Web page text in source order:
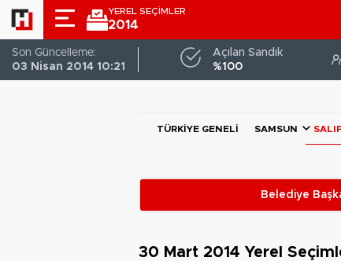
YEREL SEÇİMLER
2014
Son Güncelleme:
03 Nisan 2014 10:21
Açılan Sandık
%100
TÜRKIYE GENELI SAMSUN
Belediye
30 Mart 2014 Yerel